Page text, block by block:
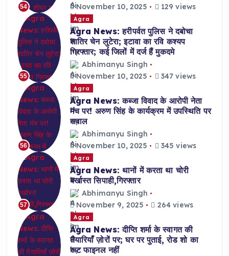
54
November 10, 2025
129 views
55
Agra
Agra News: हरीपर्वत पुलिस ने दबोचा
शातिर चेन लुटेरा; इटावा का रवि कश्यप
गिरफ्तार; कई जिलों में दर्ज हैं मुकदमे
Abhimanyu Singh
November 10, 2025
347 views
56
Agra
Agra News: कब्जा विवाद के आरोपी नेता
मंच पर! अरुण सिंह के कार्यक्रम में उपस्थिति पर
सवाल
Abhimanyu Singh
November 10, 2025
345 views
57
Agra
Agra News: थानों में करता था चोरी
बर्खास्त सिपाही,गिरफ्तार
Abhimanyu Singh
November 9, 2025
264 views
Agra
Agra News: दीप्ति शर्मा के स्वागत की
तैयारियाँ ज़ोरों पर; घर पर पुताई, रोड शो का
रूट फाइनल नहीं